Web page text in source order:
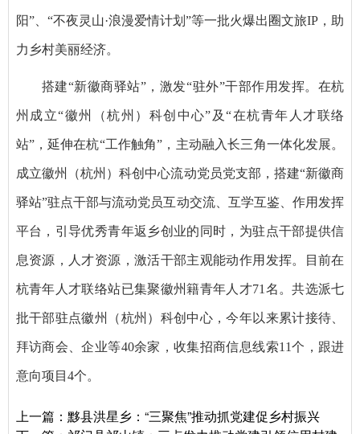
阳”、“不夜灵山·浪漫爱情计划”等一批火爆出圈文旅IP，助
力乡村美丽经济。
搭建“新徽商驿站”，激发“驻外”干部作用发挥。在杭
州成立“徽州（杭州）科创中心”及“在杭青年人才联络
站”，延伸在杭“工作触角”，主动融入长三角一体化发展。
成立徽州（杭州）科创中心流动党员党支部，搭建“新徽商
驿站”驻点干部与流动党员互动交流、互学互鉴、作用发挥
平台，引导优秀青年返乡创业的同时，为驻点干部提供信
息资源，人才资源，激活干部主观能动作用发挥。目前在
杭青年人才联络站已集聚徽州籍青年人才71名。共选派七
批干部驻点徽州（杭州）科创中心，今年以来累计接待、
拜访商会、企业等40余家，收集招商信息线索11个，跟进
意向项目4个。
上一篇： 黟县洪星乡：“三聚焦”推动抓党建促乡村振兴